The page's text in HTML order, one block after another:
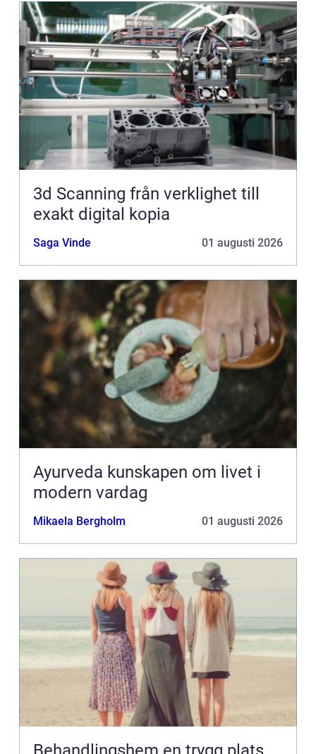
3d Scanning från verklighet till
exakt digital kopia
Saga Vinde 01 augusti 2026
Ayurveda kunskapen om livet i
modern vardag
Mikaela Bergholm 01 augusti 2026